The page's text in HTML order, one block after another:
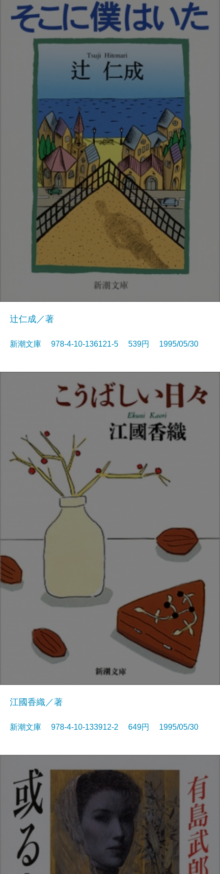
辻仁成／著
新潮文庫 978-4-10-136121-5 539円 1995/05/30
江國香織／著
新潮文庫 978-4-10-133912-2 649円 1995/05/30